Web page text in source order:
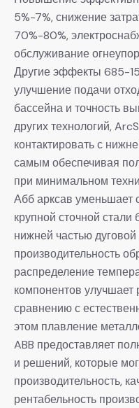
5%-7%, снижение
70%-80%,
обслуживание
Другие эффекты 685-
улучшение подачи
бассейна и точность
других технологий,
контактировать с
самым обеспечивая
при минимальном
Абб арксав уменьшает
крупной сточной стали
нижней частью
производительность
распределение
компонентов улучшает
сравнению с
этом плавление
ABB предоставляет
и решений, которые
производительность,
рентабельность